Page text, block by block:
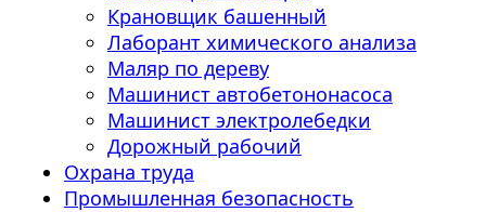
Крановщик башенный
Лаборант химического анализа
Маляр по дереву
Машинист автобетононасоса
Машинист электролебедки
Дорожный рабочий
Охрана труда
Промышленная безопасность